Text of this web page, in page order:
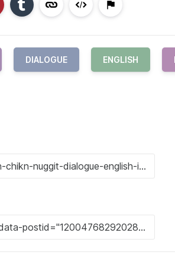
DIALOGUE ENGLISH